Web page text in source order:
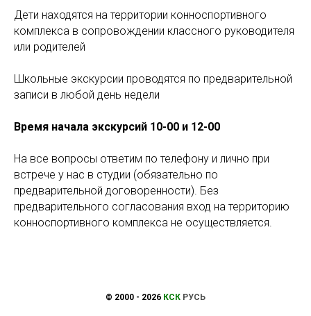
Дети находятся на территории конноспортивного
комплекса в сопровождении классного руководителя
или родителей
Школьные экскурсии проводятся по предварительной
записи в любой день недели
Время начала экскурсий 10-00 и 12-00
На все вопросы ответим по телефону и лично при
встрече у нас в студии (обязательно по
предварительной договоренности). Без
предварительного согласования вход на территорию
конноспортивного комплекса не осуществляется.
© 2000 - 2026 КСК РУСЬ